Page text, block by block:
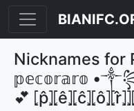
Nicknames
𝕡𝕖𝕔𝕠𝕣𝕒𝕣𝕠
💕